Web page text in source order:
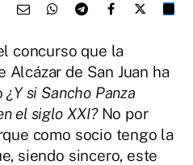
concurso que la
Alcázar de San Juan ha
¿Y si Sancho Panza
el siglo XXI?No por
como socio tengo la
siendo sincero, este